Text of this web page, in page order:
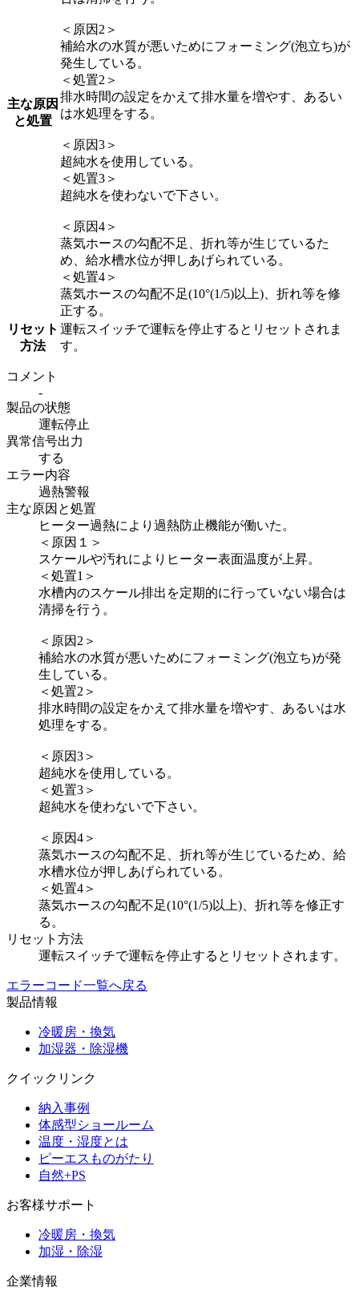
主な原因
と処置
＜原因2＞
補給水の水質が悪いためにフォーミング(泡立ち)が
発生している。
＜処置2＞
排水時間の設定をかえて排水量を増やす、あるい
は水処理をする。
＜原因3＞
超純水を使用している。
＜処置3＞
超純水を使わないで下さい。
＜原因4＞
蒸気ホースの勾配不足、折れ等が生じているた
め、給水槽水位が押しあげられている。
＜処置4＞
蒸気ホースの勾配不足(10°(1/5)以上)、折れ等を修
正する。
リセット
方法
運転スイッチで運転を停止するとリセットされま
す。
コメント
-
製品の状態
運転停止
異常信号出力
する
エラー内容
過熱警報
主な原因と処置
ヒーター過熱により過熱防止機能が働いた。
＜原因１＞
スケールや汚れによりヒーター表面温度が上昇。
＜処置1＞
水槽内のスケール排出を定期的に行っていない場合は
清掃を行う。
＜原因2＞
補給水の水質が悪いためにフォーミング(泡立ち)が発
生している。
＜処置2＞
排水時間の設定をかえて排水量を増やす、あるいは水
処理をする。
＜原因3＞
超純水を使用している。
＜処置3＞
超純水を使わないで下さい。
＜原因4＞
蒸気ホースの勾配不足、折れ等が生じているため、給
水槽水位が押しあげられている。
＜処置4＞
蒸気ホースの勾配不足(10°(1/5)以上)、折れ等を修正す
る。
リセット方法
運転スイッチで運転を停止するとリセットされます。
エラーコード一覧へ戻る
製品情報
冷暖房・換気
加湿器・除湿機
クイックリンク
納入事例
体感型ショールーム
温度・湿度とは
ピーエスものがたり
自然+PS
お客様サポート
冷暖房・換気
加湿・除湿
企業情報